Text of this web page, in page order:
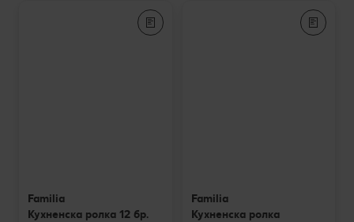
Familia
Кухненска ролка 12 бр.
Familia
Кухненска ролка